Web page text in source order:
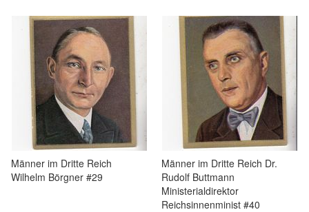
Männer im Dritte Reich
Wilhelm Börgner #29
Männer im Dritte Reich Dr.
Rudolf Buttmann
Ministerialdirektor
Reichsinnenminist #40